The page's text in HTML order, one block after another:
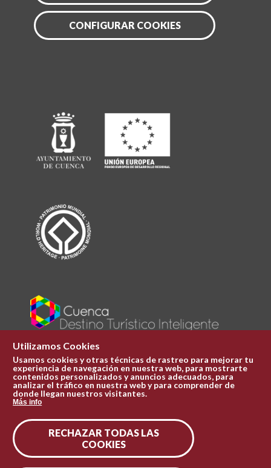
CONFIGURAR COOKIES
Plaza Mayor 1
969 241 051
ofi.turismo@cuenca.es
Síguenos en las redes
Utilizamos Cookies
Usamos cookies y otras técnicas de rastreo para mejorar tu
experiencia de navegación en nuestra web, para mostrarte
contenidos personalizados y anuncios adecuados, para
analizar el tráfico en nuestra web y para comprender de
donde llegan nuestros visitantes.
Más info
RECHAZAR TODAS LAS
COOKIES